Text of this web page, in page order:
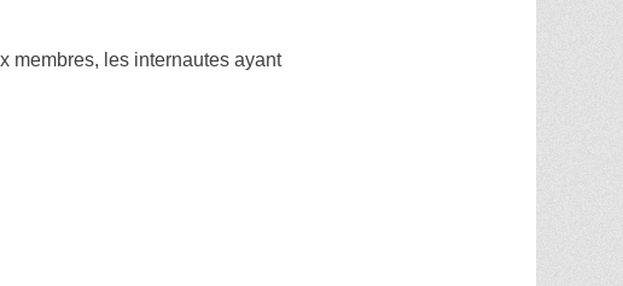
membres, les internautes ayant